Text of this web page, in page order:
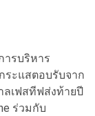
รบริหาร
กระแสตอบรับจาก
เฟสทีฟส่งท้ายปี
ร่วมกับ